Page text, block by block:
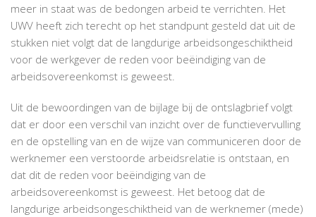
meer in staat was de bedongen arbeid te verrichten. Het
UWV heeft zich terecht op het standpunt gesteld dat uit de
stukken niet volgt dat de langdurige arbeidsongeschiktheid
voor de werkgever de reden voor beëindiging van de
arbeidsovereenkomst is geweest.
Uit de bewoordingen van de bijlage bij de ontslagbrief volgt
dat er door een verschil van inzicht over de functievervulling
en de opstelling van en de wijze van communiceren door de
werknemer een verstoorde arbeidsrelatie is ontstaan, en
dat dit de reden voor beëindiging van de
arbeidsovereenkomst is geweest. Het betoog dat de
langdurige arbeidsongeschiktheid van de werknemer (mede)